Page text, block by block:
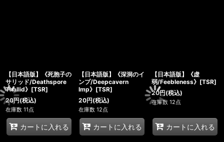
【日本語版】《死胞子の
サリッド/Deathspore
Thallid》[TSR]
20円(税込)
在庫数 11点
カートに入れる
【日本語版】《深洞のイ
ンプ/Deepcavern
Imp》[TSR]
20円(税込)
在庫数 12点
カートに入れる
【日本語版】《虚
弱/Feebleness》[TSR]
20円(税込)
在庫数 12点
カートに入れる